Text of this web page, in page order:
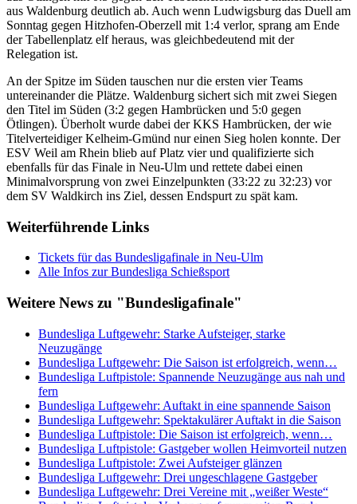
aus Waldenburg deutlich ab. Auch wenn Ludwigsburg das Duell am
Sonntag gegen Hitzhofen-Oberzell mit 1:4 verlor, sprang am Ende
der Tabellenplatz elf heraus, was gleichbedeutend mit der
Relegation ist.
An der Spitze im Süden tauschen nur die ersten vier Teams
untereinander die Plätze. Waldenburg sichert sich mit zwei Siegen
den Titel im Süden (3:2 gegen Hambrücken und 5:0 gegen
Ötlingen). Überholt wurde dabei der KKS Hambrücken, der wie
Titelverteidiger Kelheim-Gmünd nur einen Sieg holen konnte. Der
ESV Weil am Rhein blieb auf Platz vier und qualifizierte sich
ebenfalls für das Finale in Neu-Ulm und rettete dabei einen
Minimalvorsprung von zwei Einzelpunkten (33:22 zu 32:23) vor
dem SV Waldkirch ins Ziel, dessen Endspurt zu spät kam.
Weiterführende Links
Tickets für das Bundesligafinale in Neu-Ulm
Alle Infos zur Bundesliga Schießsport
Weitere News zu "Bundesligafinale"
Bundesliga Luftgewehr: Starke Aufsteiger, starke
Neuzugänge
Bundesliga Luftgewehr: Die Saison ist erfolgreich, wenn…
Bundesliga Luftpistole: Spannende Neuzugänge aus nah und
fern
Bundesliga Luftgewehr: Auftakt in eine spannende Saison
Bundesliga Luftgewehr: Spektakulärer Auftakt in die Saison
Bundesliga Luftpistole: Die Saison ist erfolgreich, wenn…
Bundesliga Luftpistole: Gastgeber wollen Heimvorteil nutzen
Bundesliga Luftpistole: Zwei Aufsteiger glänzen
Bundesliga Luftgewehr: Drei ungeschlagene Gastgeber
Bundesliga Luftgewehr: Drei Vereine mit „weißer Weste“